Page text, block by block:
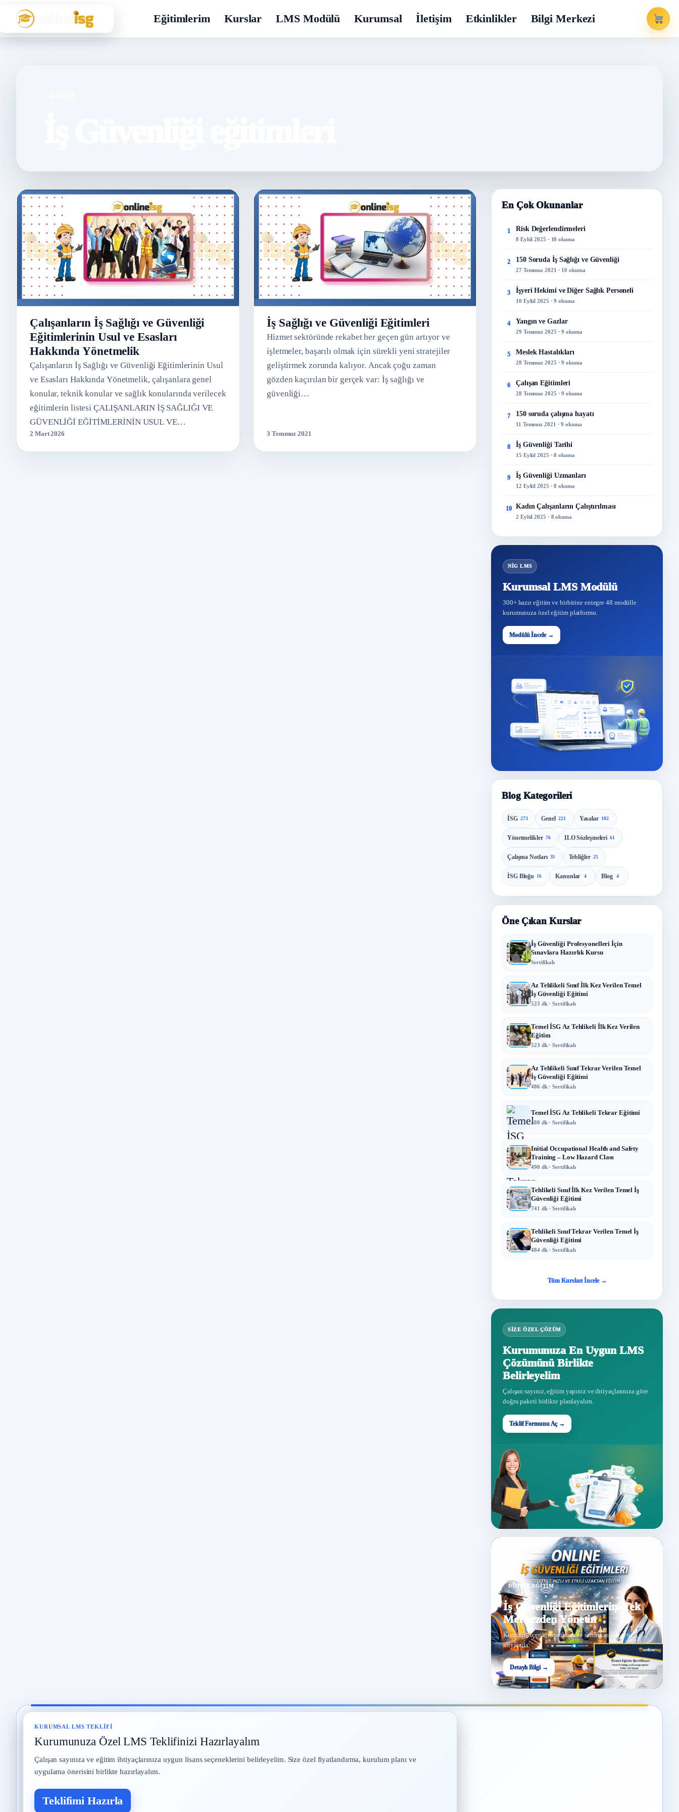
Eğitimlerim Kurslar LMS Modülü Kurumsal İletişim Etkinlikler Bilgi Merkezi
Çalışanların İş Sağlığı ve Güvenliği
Eğitimlerinin Usul ve Esasları
Hakkında Yönetmelik
Çalışanların İş Sağlığı ve Güvenliği Eğitimlerinin Usul
ve Esasları Hakkında Yönetmelik, çalışanlara genel
konular, teknik konular ve sağlık konularında verilecek
eğitimlerin listesi ÇALIŞANLARIN İŞ SAĞLIĞI VE
GÜVENLİĞİ EĞİTİMLERİNİN USUL VE…
2 Mart 2026
İş Sağlığı ve Güvenliği Eğitimleri
Hizmet sektöründe rekabet her geçen gün artıyor ve
işletmeler, başarılı olmak için sürekli yeni stratejiler
geliştirmek zorunda kalıyor. Ancak çoğu zaman
gözden kaçırılan bir gerçek var: İş sağlığı ve
güvenliği…
3 Temmuz 2021
En Çok Okunanlar
1 Risk Değerlendirmeleri
8 Eylül 2025 · 10 okuma
2 150 Soruda İş Sağlığı ve Güvenliği
27 Temmuz 2021 · 10 okuma
3 İşyeri Hekimi ve Diğer Sağlık Personeli
10 Eylül 2025 · 9 okuma
4 Yangın ve Gazlar
29 Temmuz 2025 · 9 okuma
5 Meslek Hastalıkları
28 Temmuz 2025 · 9 okuma
6 Çalışan Eğitimleri
28 Temmuz 2025 · 9 okuma
7 150 soruda çalışma hayatı
11 Temmuz 2021 · 9 okuma
8 İş Güvenliği Tarihi
15 Eylül 2025 · 8 okuma
9 İş Güvenliği Uzmanları
12 Eylül 2025 · 8 okuma
10 Kadın Çalışanların Çalıştırılması
2 Eylül 2025 · 8 okuma
NİG LMS
Kurumsal LMS Modülü
300+ hazır eğitim ve birbirine entegre 48 modülle
kurumunuza özel eğitim platformu.
Modülü İncele →
Blog Kategorileri
İSG 273 Genel 221 Yasalar 102
Yönetmelikler 76 ILO Sözleşmeleri 61
Çalışma Notları 33 Tebliğler 25
İSG Bloğu 16 Kanunlar 4 Blog 4
Öne Çıkan Kurslar
İş Güvenliği Profesyonelleri İçin
Sınavlara Hazırlık Kursu
Sertifikalı
Az Tehlikeli Sınıf İlk Kez Verilen Temel
İş Güvenliği Eğitimi
523 dk · Sertifikalı
Temel İSG Az Tehlikeli İlk Kez Verilen
Eğitim
523 dk · Sertifikalı
Az Tehlikeli Sınıf Tekrar Verilen Temel
İş Güvenliği Eğitimi
486 dk · Sertifikalı
Temel İSG Az Tehlikeli Tekrar Eğitimi
480 dk · Sertifikalı
Initial Occupational Health and Safety
Training – Low Hazard Class
490 dk · Sertifikalı
Tehlikeli Sınıf İlk Kez Verilen Temel İş
Güvenliği Eğitimi
741 dk · Sertifikalı
Tehlikeli Sınıf Tekrar Verilen Temel İş
Güvenliği Eğitimi
484 dk · Sertifikalı
Tüm Kursları İncele →
SIZE ÖZEL ÇÖZÜM
Kurumunuza En Uygun LMS
Çözümünü Birlikte
Belirleyelim
Çalışan sayınız, eğitim yapınız ve ihtiyaçlarınıza göre
doğru paketi birlikte planlayalım.
Teklif Formunu Aç →
DIJITAL EĞITIM
İş Güvenliği Eğitimlerini Tek
Merkezden Yönetin
Kurulum, içerik, raporlama ve sertifikasyon aynı
altyapıda.
Detaylı Bilgi →
KURUMSAL LMS TEKLIFI
Kurumunuza Özel LMS Teklifinizi Hazırlayalım
Çalışan sayınıza ve eğitim ihtiyaçlarınıza uygun lisans seçeneklerini belirleyelim. Size özel fiyatlandırma, kurulum planı ve
uygulama önerisini birlikte hazırlayalım.
Teklifimi Hazırla